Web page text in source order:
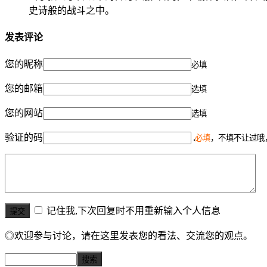
史诗般的战斗之中。
发表评论
您的昵称 必填
您的邮箱 选填
您的网站 选填
验证的码 必填，不填不让过
记住我,下次回复时不用重新输入个人信息
◎欢迎参与讨论，请在这里发表您的看法、交流您的观点。